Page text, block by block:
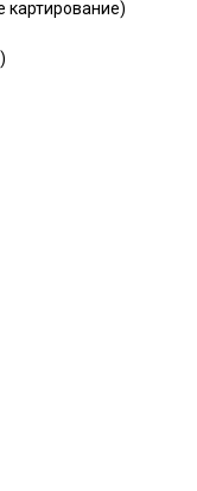
картирование)